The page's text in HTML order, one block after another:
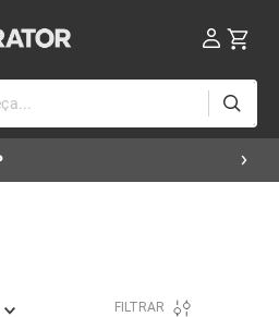
FILTRAR